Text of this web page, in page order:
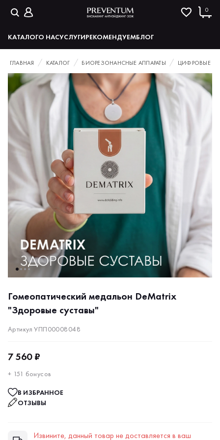
0
КАТАЛОГО НАСУСЛУГИРЕКОМЕНДУЕМБЛОГ
ГЛАВНАЯ КАТАЛОГ БИОРЕЗОНАНСНЫЕ АППАРАТЫ ЦИФРОВЫЕ
Гомеопатический медальон DeMatrix
"Здоровые суставы"
Артикул УПП00008048
7 560 ₽
+ 151 бонусов
В ИЗБРАННОЕ
ОТЗЫВЫ
Извините, данный товар не доставляется в ваш